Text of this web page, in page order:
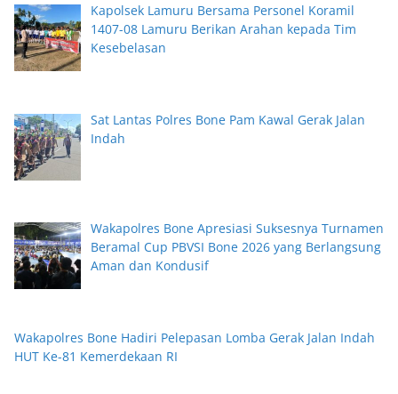
Kapolsek Lamuru Bersama Personel Koramil
1407-08 Lamuru Berikan Arahan kepada Tim
Kesebelasan
Sat Lantas Polres Bone Pam Kawal Gerak Jalan
Indah
Wakapolres Bone Apresiasi Suksesnya Turnamen
Beramal Cup PBVSI Bone 2026 yang Berlangsung
Aman dan Kondusif
Wakapolres Bone Hadiri Pelepasan Lomba Gerak Jalan Indah
HUT Ke-81 Kemerdekaan RI